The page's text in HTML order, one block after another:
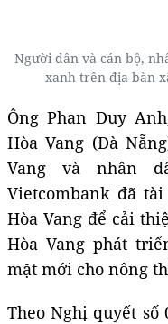
Người dân và cán bộ,
xanh trên địa bàn
Ông Phan Duy
Hòa Vang (Đà
Vang và nhân
Vietcombank đã
Hòa Vang để cải
Hòa Vang phát
mặt mới cho nông
Theo Nghị quyết số